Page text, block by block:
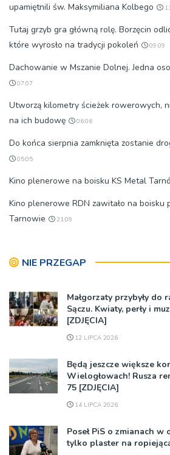
upamiętnili św. Maksymiliana Kolbego
Tutaj grzyb gra główną rolę. Borzęcin
które wyrosło na tradycji pokoleń
09:09
Dachowanie w Mszanie Dolnej. Jedna
07:07
Utworzą kilometry ścieżek rowerowych,
na ich budowę
06:06
Do końca sierpnia zamknięta zostanie
05:05
Kino plenerowe na boisku KS Metal
Kino plenerowe RDN zawitało na
Tarnowie
21:09
NIE PRZEGAP
Małgorzaty przybyły do
Sączu. Kwiaty, perły i
[ZDJĘCIA]
12 LIPCA 2026
Będą jeszcze większe
Wielogłowach! Rusza
75 [ZDJĘCIA]
14 LIPCA 2026
Poseł PiS o zmianach
tylko plaster na